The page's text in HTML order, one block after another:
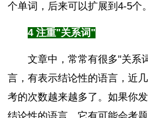
个单词，后来可以扩展到4-5个。
4 注重"关系词"
文章中，常常有很多"关系
言，有表示结论性的语言，近
考的次数越来越多了。如果你